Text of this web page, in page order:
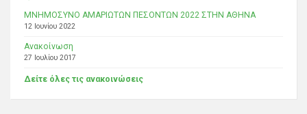
ΜΝΗΜΟΣΥΝΟ ΑΜΑΡΙΩΤΩΝ ΠΕΣΟΝΤΩΝ 2022 ΣΤΗΝ ΑΘΗΝΑ
12 Ιουνίου 2022
Ανακοίνωση
27 Ιουλίου 2017
Δείτε όλες τις ανακοινώσεις